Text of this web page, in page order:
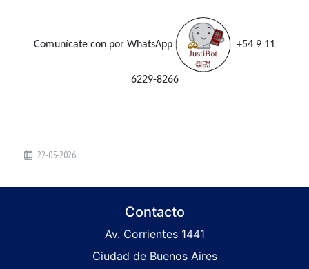
Comunícate con por WhatsApp +54 9 11
6229-8266
22-05-2026
Contacto
Av. Corrientes 1441
Ciudad de Buenos Aires